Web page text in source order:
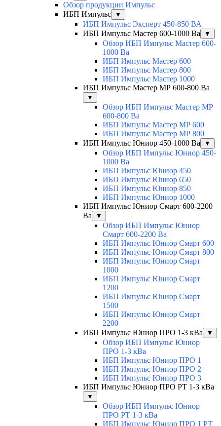
Обзор продукции Импульс
ИБП Импульс
▼
ИБП Импульс Эксперт 450-850 ВА
ИБП Импульс Мастер 600-1000 Ва
▼
Обзор ИБП Импульс Мастер 600-
1000 Ва
ИБП Импульс Мастер 600
ИБП Импульс Мастер 800
ИБП Импульс Мастер 1000
ИБП Импульс Мастер МР 600-800 Ва
▼
Обзор ИБП Импульс Мастер МР
600-800 Ва
ИБП Импульс Мастер МР 600
ИБП Импульс Мастер МР 800
ИБП Импульс Юниор 450-1000 Ва
▼
Обзор ИБП Импульс Юниор 450-
1000 Ва
ИБП Импульс Юниор 450
ИБП Импульс Юниор 650
ИБП Импульс Юниор 850
ИБП Импульс Юниор 1000
ИБП Импульс Юниор Смарт 600-2200
Ва
▼
Обзор ИБП Импульс Юниор
Смарт 600-2200 Ва
ИБП Импульс Юниор Смарт 600
ИБП Импульс Юниор Смарт 800
ИБП Импульс Юниор Смарт
1000
ИБП Импульс Юниор Смарт
1200
ИБП Импульс Юниор Смарт
1500
ИБП Импульс Юниор Смарт
2200
ИБП Импульс Юниор ПРО 1-3 кВа
▼
Обзор ИБП Импульс Юниор
ПРО 1-3 кВа
ИБП Импульс Юниор ПРО 1
ИБП Импульс Юниор ПРО 2
ИБП Импульс Юниор ПРО 3
ИБП Импульс Юниор ПРО РТ 1-3 кВа
▼
Обзор ИБП Импульс Юниор
ПРО РТ 1-3 кВа
ИБП Импульс Юниор ПРО 1 РТ